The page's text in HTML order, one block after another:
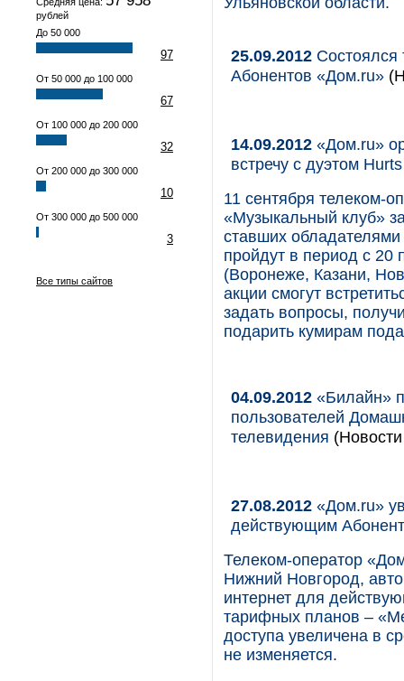
рублей
До 50 000
97
От 50 000 до 100 000
67
От 100 000 до 200 000
32
От 200 000 до 300 000
10
От 300 000 до 500 000
3
Все типы сайтов
25.09.2012 Состоялся
Абонентов «Дом.ru»
14.09.2012 «Дом.ru»
встречу с дуэтом Hurts
11 сентября телеком-
«Музыкальный клуб»
ставших
пройдут в период с 20
(Воронеже, Казани,
акции смогут
задать вопросы,
подарить кумирам
04.09.2012 «Билайн»
пользователей
телевидения
27.08.2012 «Дом.ru»
действующим
Телеком-оператор
Нижний Новгород,
интернет для
тарифных планов –
доступа увеличена в
не изменяется.